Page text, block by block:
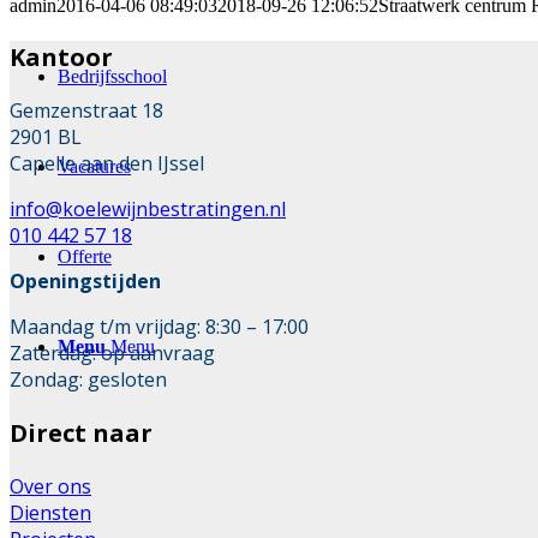
Bedrijfsschool
Vacatures
Offerte
Menu Menu
admin2016-04-06 08:49:032018-09-26 12:06:52Straatwerk centrum
Kantoor
Gemzenstraat 18
2901 BL
Capelle aan den IJssel
info@koelewijnbestratingen.nl
010 442 57 18
Openingstijden
Maandag t/m vrijdag: 8:30 – 17:00
Zaterdag: op aanvraag
Zondag: gesloten
Direct naar
Over ons
Diensten